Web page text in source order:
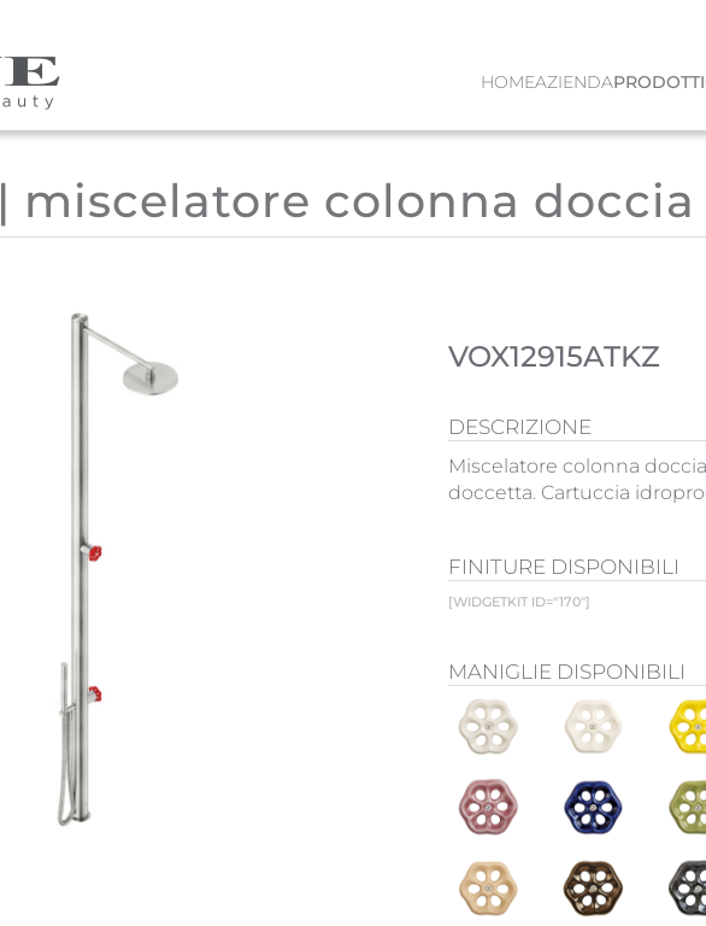
HOMEAZIENDAPRODOTTI
| miscelatore colonna doccia
VOX12915ATKZ
DESCRIZIONE
Miscelatore colonna
doccetta. Cartuccia
FINITURE DISPONIBILI
[WIDGETKIT ID="170"]
MANIGLIE DISPONIBILI